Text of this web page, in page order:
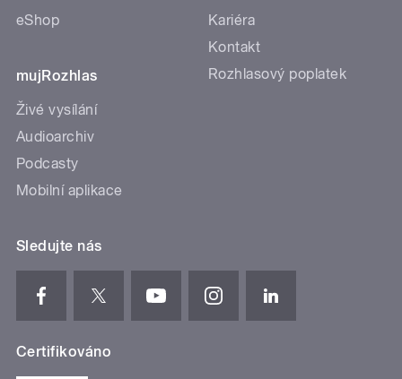
eShop
mujRozhlas
Živé vysílání
Audioarchiv
Podcasty
Mobilní aplikace
Kariéra
Kontakt
Rozhlasový poplatek
Sledujte nás
Certifikováno